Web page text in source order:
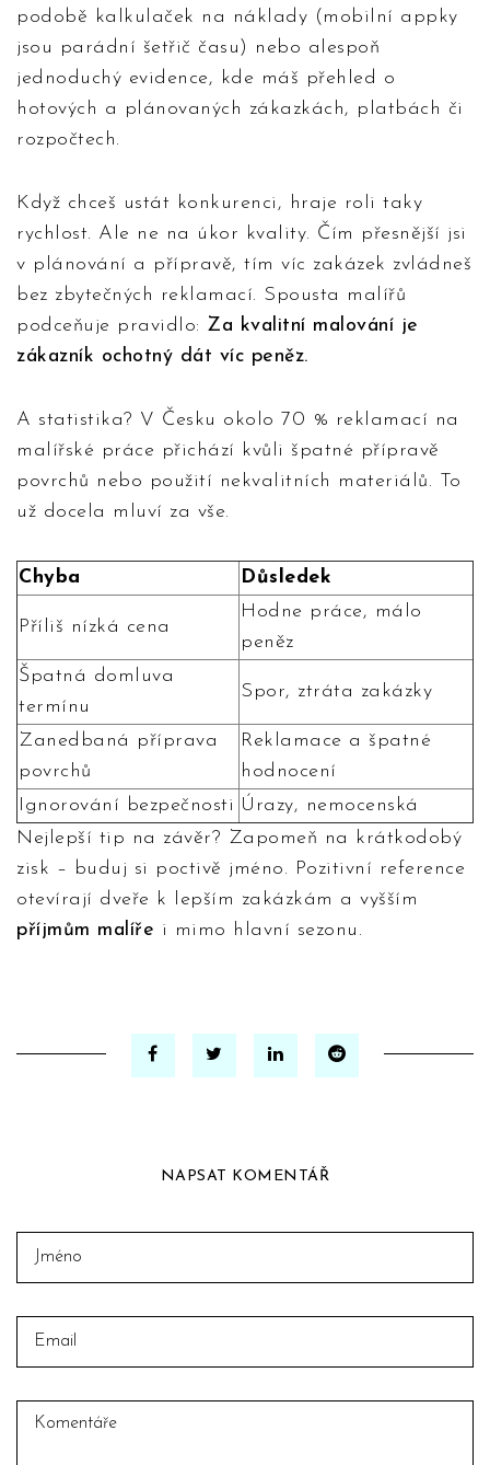
podobě kalkulaček na náklady (mobilní appky
jsou parádní šetřič času) nebo alespoň
jednoduchý evidence, kde máš přehled o
hotových a plánovaných zákazkách, platbách či
rozpočtech.
Když chceš ustát konkurenci, hraje roli taky
rychlost. Ale ne na úkor kvality. Čím přesnější jsi
v plánování a přípravě, tím víc zakázek zvládneš
bez zbytečných reklamací. Spousta malířů
podceňuje pravidlo: Za kvalitní malování je
zákazník ochotný dát víc peněz.
A statistika? V Česku okolo 70 % reklamací na
malířské práce přichází kvůli špatné přípravě
povrchů nebo použití nekvalitních materiálů. To
už docela mluví za vše.
Chyba Důsledek
Příliš nízká cena
Hodne práce, málo
peněz
Špatná domluva
termínu
Spor, ztráta zakázky
Zanedbaná příprava
povrchů
Reklamace a špatné
hodnocení
Ignorování bezpečnosti Úrazy, nemocenská
Nejlepší tip na závěr? Zapomeň na krátkodobý
zisk – buduj si poctivě jméno. Pozitivní reference
otevírají dveře k lepším zakázkám a vyšším
příjmům malíře i mimo hlavní sezonu.
NAPSAT KOMENTÁŘ